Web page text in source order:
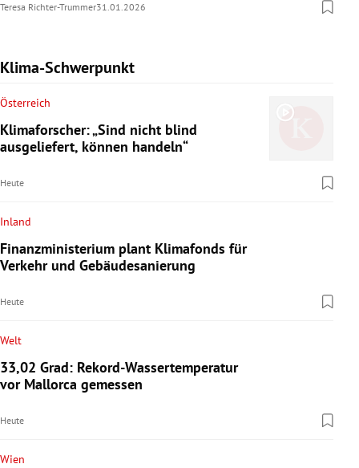
Teresa Richter-Trummer31.01.2026
Klima-Schwerpunkt
Österreich
Klimaforscher: „Sind nicht blind
ausgeliefert, können handeln“
Heute
Inland
Finanzministerium plant Klimafonds für
Verkehr und Gebäudesanierung
Heute
Welt
33,02 Grad: Rekord-Wassertemperatur
vor Mallorca gemessen
Heute
Wien